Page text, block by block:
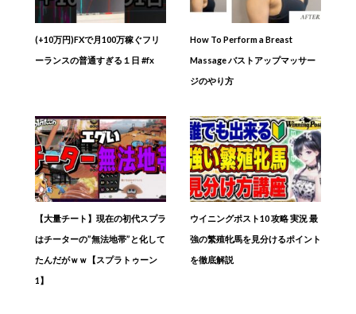
(+10万円)FXで月100万稼ぐフリ
ーランスの普通すぎる１日 #fx
How To Perform a Breast
Massage バストアップマッサー
ジのやり方
【大量チート】現在の初代スプラ
はチーターの”無法地帯”と化して
たんだがｗｗ【スプラトゥーン
1】
ウイニングポスト10 攻略 実況 最
強の繁殖牝馬を見分けるポイント
を徹底解説